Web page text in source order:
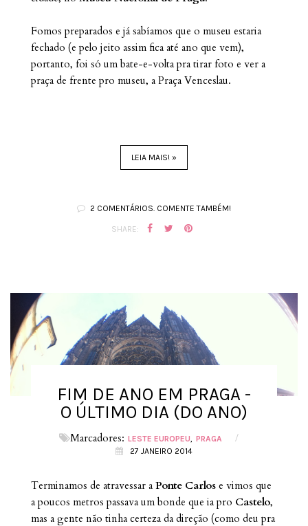
Fomos preparados e já sabíamos que o museu estaria
fechado (e pelo jeito assim fica até ano que vem),
portanto, foi só um bate-e-volta pra tirar foto e ver a
praça de frente pro museu, a Praça Venceslau.
LEIA MAIS! »
2 COMENTÁRIOS. COMENTE TAMBÉM!
SHARE:
FIM DE ANO EM PRAGA -
O ÚLTIMO DIA (DO ANO)
Marcadores: LESTE EUROPEU PRAGA /
27 JANEIRO 2014
Terminamos de atravessar a Ponte Carlos e vimos que
a poucos metros passava um bonde que ia pro Castelo,
mas a gente não tinha certeza da direção (como deu pra